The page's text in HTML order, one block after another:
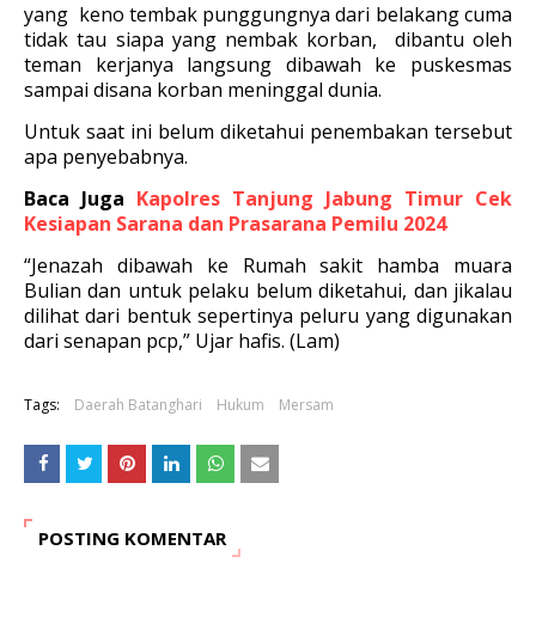
yang keno tembak punggungnya dari belakang cuma
tidak tau siapa yang nembak korban, dibantu oleh
teman kerjanya langsung dibawah ke puskesmas
sampai disana korban meninggal dunia.
Untuk saat ini belum diketahui penembakan tersebut
apa penyebabnya.
Baca Juga Kapolres Tanjung Jabung Timur Cek
Kesiapan Sarana dan Prasarana Pemilu 2024
“Jenazah dibawah ke Rumah sakit hamba muara
Bulian dan untuk pelaku belum diketahui, dan jikalau
dilihat dari bentuk sepertinya peluru yang digunakan
dari senapan pcp,” Ujar hafis. (Lam)
Tags: Daerah Batanghari Hukum Mersam
POSTING KOMENTAR